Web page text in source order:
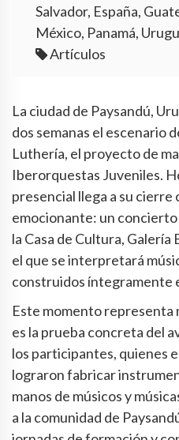
Salvador, España,
México, Panamá,
Artículos
La ciudad de Paysandú,
dos semanas el escenario
Luthería, el proyecto de
Iberorquestas Juveniles.
presencial llega a su cierre
emocionante: un
la Casa de Cultura, Galería
el que se interpretará
construidos íntegramente
Este momento representa
es la prueba concreta del
los participantes, quienes
lograron fabricar
manos de músicos y
a la comunidad de